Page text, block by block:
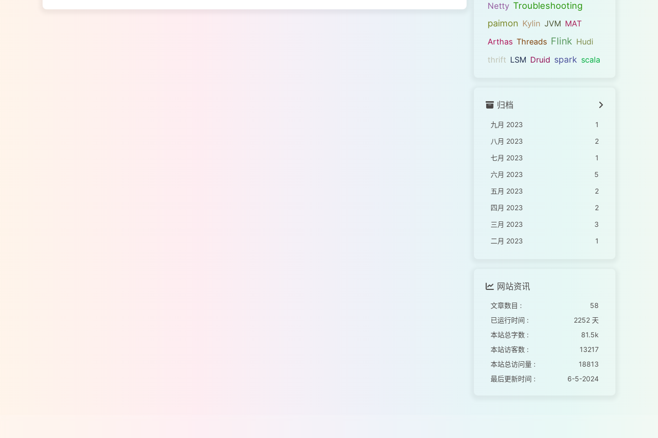
Netty Troubleshooting
paimon Kylin JVM MAT
Arthas Threads Flink Hudi
thrift LSM Druid spark scala
归档
九月 2023
1
八月 2023
2
七月 2023
1
六月 2023
5
五月 2023
2
四月 2023
2
三月 2023
3
二月 2023
1
网站资讯
文章数目 :
58
已运行时间 :
2252 天
本站总字数 :
81.5k
本站访客数 :
13217
本站总访问量 :
18813
最后更新时间 :
6-5-2024